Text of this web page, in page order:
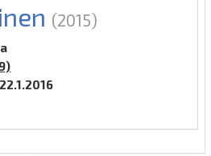
(2015)
22.1.2016